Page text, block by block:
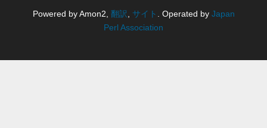
Powered by Amon2, 翻訳, サイト . Operated by Japan
Perl Association